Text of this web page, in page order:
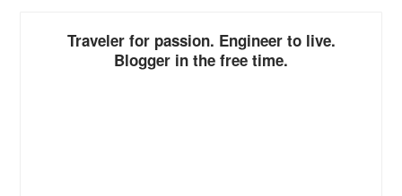
Traveler for passion. Engineer to live.
Blogger in the free time.